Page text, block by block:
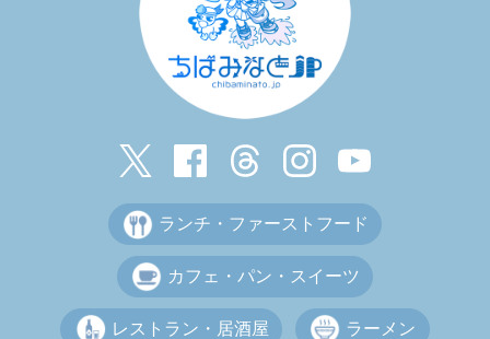
ランチ・ファーストフード
カフェ・パン・スイーツ
レストラン・居酒屋 ラーメン